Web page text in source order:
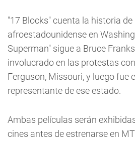
"17 Blocks" cuenta la historia
afroestadounidense en
Superman" sigue a Bruce
involucrado en las protestas
Ferguson, Missouri, y luego fue
representante de ese estado.
Ambas películas serán
cines antes de estrenarse en